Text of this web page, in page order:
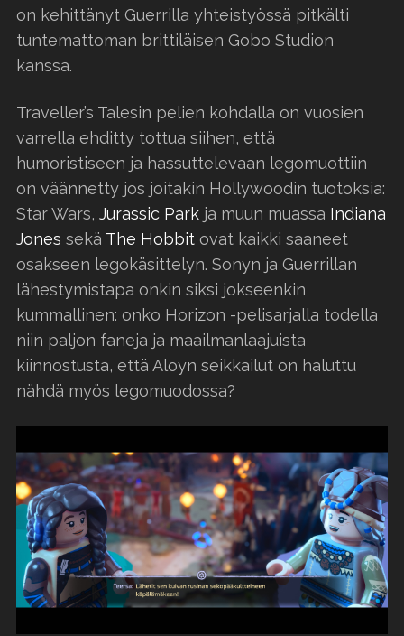
on kehittänyt Guerrilla yhteistyössä pitkälti
tuntemattoman brittiläisen Gobo Studion
kanssa.
Traveller’s Talesin pelien kohdalla on vuosien
varrella ehditty tottua siihen, että
humoristiseen ja hassuttelevaan legomuottiin
on väännetty jos joitakin Hollywoodin tuotoksia:
Star Wars, Jurassic Park ja muun muassa Indiana
Jones sekä The Hobbit ovat kaikki saaneet
osakseen legokäsittelyn. Sonyn ja Guerrillan
lähestymistapa onkin siksi jokseenkin
kummallinen: onko Horizon -pelisarjalla todella
niin paljon faneja ja maailmanlaajuista
kiinnostusta, että Aloyn seikkailut on haluttu
nähdä myös legomuodossa?